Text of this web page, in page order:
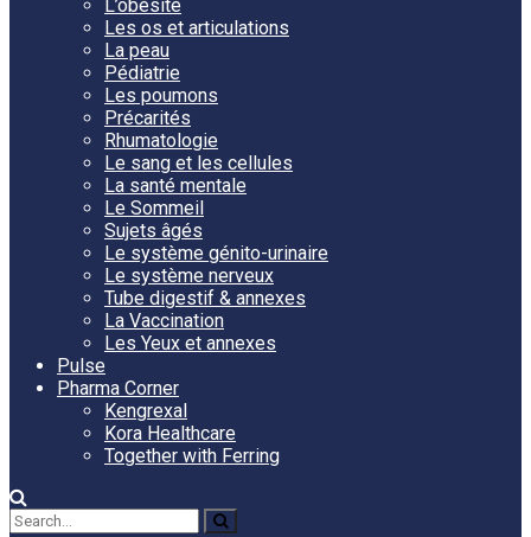
L’obésité
Les os et articulations
La peau
Pédiatrie
Les poumons
Précarités
Rhumatologie
Le sang et les cellules
La santé mentale
Le Sommeil
Sujets âgés
Le système génito-urinaire
Le système nerveux
Tube digestif & annexes
La Vaccination
Les Yeux et annexes
Pulse
Pharma Corner
Kengrexal
Kora Healthcare
Together with Ferring